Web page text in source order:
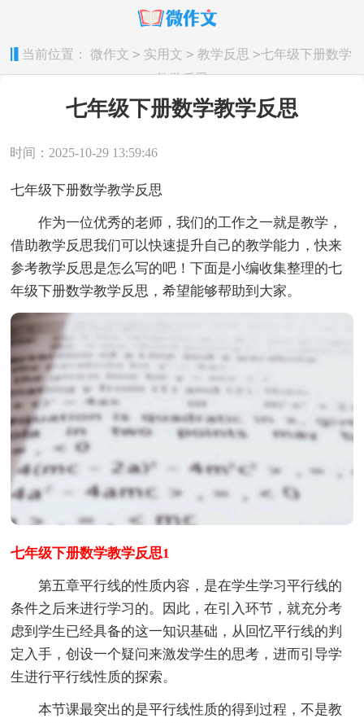
当前位置： 微作文 > 实用文 > 教学反思 >七年级下册数学
教学反思
七年级下册数学教学反思
时间：2025-10-29 13:59:46
七年级下册数学教学反思
作为一位优秀的老师，我们的工作之一就是教学，
借助教学反思我们可以快速提升自己的教学能力，快来
参考教学反思是怎么写的吧！下面是小编收集整理的七
年级下册数学教学反思，希望能够帮助到大家。
七年级下册数学教学反思1
第五章平行线的性质内容，是在学生学习平行线的
条件之后来进行学习的。因此，在引入环节，就充分考
虑到学生已经具备的这一知识基础，从回忆平行线的判
定入手，创设一个疑问来激发学生的思考，进而引导学
生进行平行线性质的探索。
本节课最突出的是平行线性质的得到过程，不是教